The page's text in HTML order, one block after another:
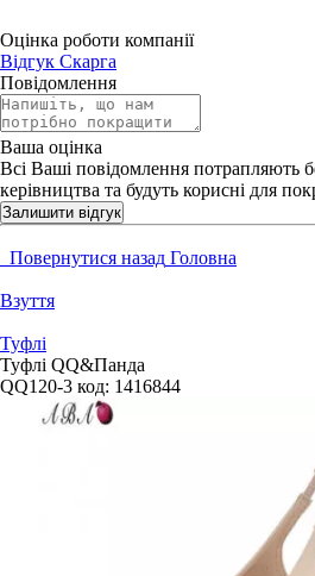
Оцінка роботи компанії
Відгук Скарга
Повідомлення
Ваша оцінка
Всі Ваші повідомлення потрапляють
керівництва та будуть корисні для
Залишити відгук
Повернутися назад Головна
Взуття
Туфлі
Туфлі QQ&Панда
QQ120-3 код: 1416844